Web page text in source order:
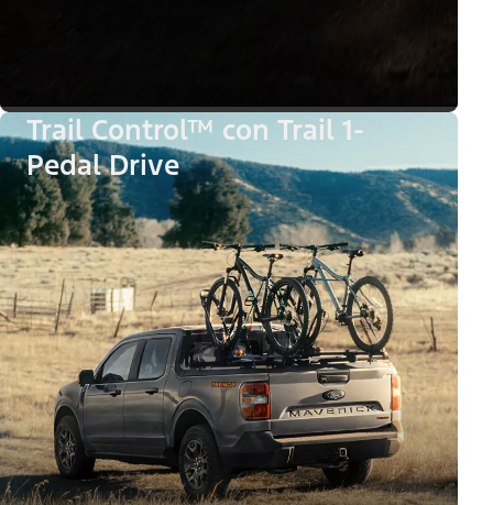
Trail Control™ con Trail 1-
Pedal Drive